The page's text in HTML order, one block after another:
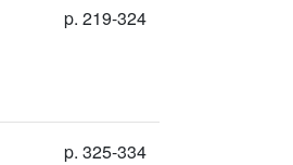
p. 219-324
p. 325-334